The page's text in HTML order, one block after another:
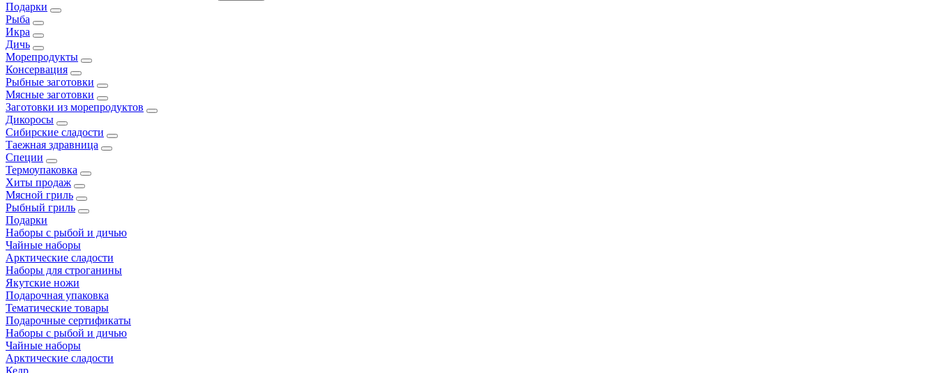
Подарки
Рыба
Икра
Дичь
Морепродукты
Консервация
Рыбные заготовки
Мясные заготовки
Заготовки из морепродуктов
Дикоросы
Сибирские сладости
Таежная здравница
Специи
Термоупаковка
Хиты продаж
Мясной гриль
Рыбный гриль
Подарки
Наборы с рыбой и дичью
Чайные наборы
Арктические сладости
Наборы для строганины
Якутские ножи
Подарочная упаковка
Тематические товары
Подарочные сертификаты
Наборы с рыбой и дичью
Чайные наборы
Арктические сладости
Кедр